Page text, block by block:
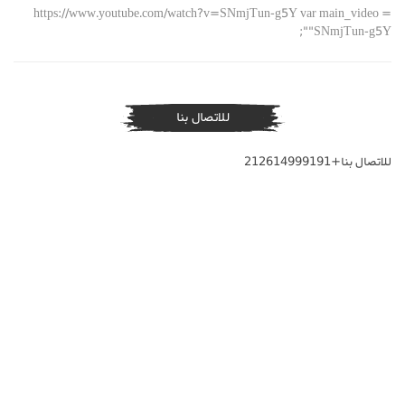
https://www.youtube.com/watch?v=SNmjTun-g5Y var main_video =
"SNmjTun-g5Y";
للاتصال بنا
للاتصال بنا+212614999191